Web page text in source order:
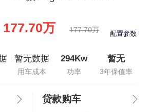
177.70万 177.70万 配置参数
暂无数据
用车成本
294Kw
功率
暂无
3年保值率
贷款购车